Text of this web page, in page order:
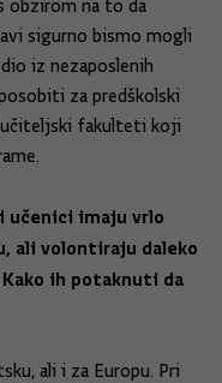
obzirom na to da
sigurno bismo mogli
iz nezaposlenih
za predškolski
fakulteti koji
učenici imaju vrlo
ali volontiraju daleko
ih potaknuti da
ali i za Europu. Pri